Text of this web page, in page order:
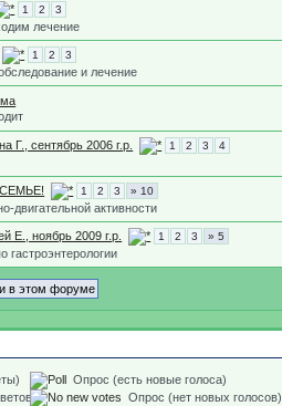
1 2 3
лечение
1 2 3
и лечение
Г., сентябрь 2006 г.р. 1 2 3 4
СЕМЬЕ! 1 2 3 » 10
двигательной активности
Е., ноябрь 2009 г.р. 1 2 3 » 5
гастроэнтерологии
Опрос (есть новые голоса)
Опрос (нет новых голосов)